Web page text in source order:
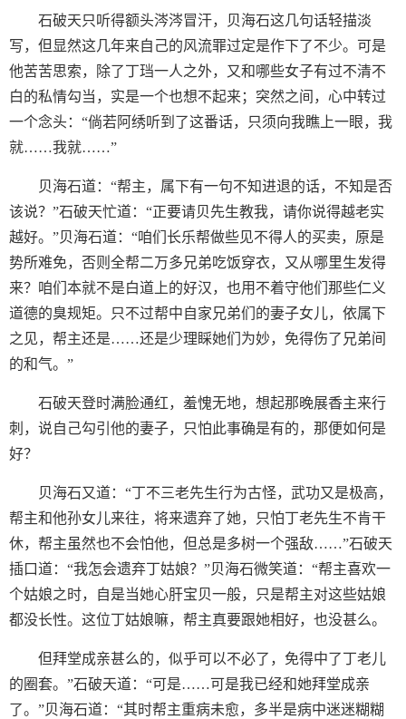
石破天只听得额头涔涔冒汗，贝海石这几句话轻描淡
写，但显然这几年来自己的风流罪过定是作下了不少。可是
他苦苦思索，除了丁珰一人之外，又和哪些女子有过不清不
白的私情勾当，实是一个也想不起来；突然之间，心中转过
一个念头：“倘若阿绣听到了这番话，只须向我瞧上一眼，我
就……我就……”
贝海石道：“帮主，属下有一句不知进退的话，不知是否
该说？”石破天忙道：“正要请贝先生教我，请你说得越老实
越好。”贝海石道：“咱们长乐帮做些见不得人的买卖，原是
势所难免，否则全帮二万多兄弟吃饭穿衣，又从哪里生发得
来？咱们本就不是白道上的好汉，也用不着守他们那些仁义
道德的臭规矩。只不过帮中自家兄弟们的妻子女儿，依属下
之见，帮主还是……还是少理睬她们为妙，免得伤了兄弟间
的和气。”
石破天登时满脸通红，羞愧无地，想起那晚展香主来行
刺，说自己勾引他的妻子，只怕此事确是有的，那便如何是
好？
贝海石又道：“丁不三老先生行为古怪，武功又是极高，
帮主和他孙女儿来往，将来遗弃了她，只怕丁老先生不肯干
休，帮主虽然也不会怕他，但总是多树一个强敌……”石破天
插口道：“我怎会遗弃丁姑娘？”贝海石微笑道：“帮主喜欢一
个姑娘之时，自是当她心肝宝贝一般，只是帮主对这些姑娘
都没长性。这位丁姑娘嘛，帮主真要跟她相好，也没甚么。
但拜堂成亲甚么的，似乎可以不必了，免得中了丁老儿
的圈套。”石破天道：“可是……可是我已经和她拜堂成亲
了。”贝海石道：“其时帮主重病未愈，多半是病中迷迷糊糊